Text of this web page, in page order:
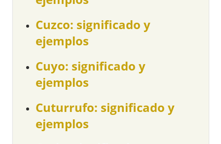
Cuzco: significado y
ejemplos
Cuyo: significado y
ejemplos
Cuturrufo: significado y
ejemplos